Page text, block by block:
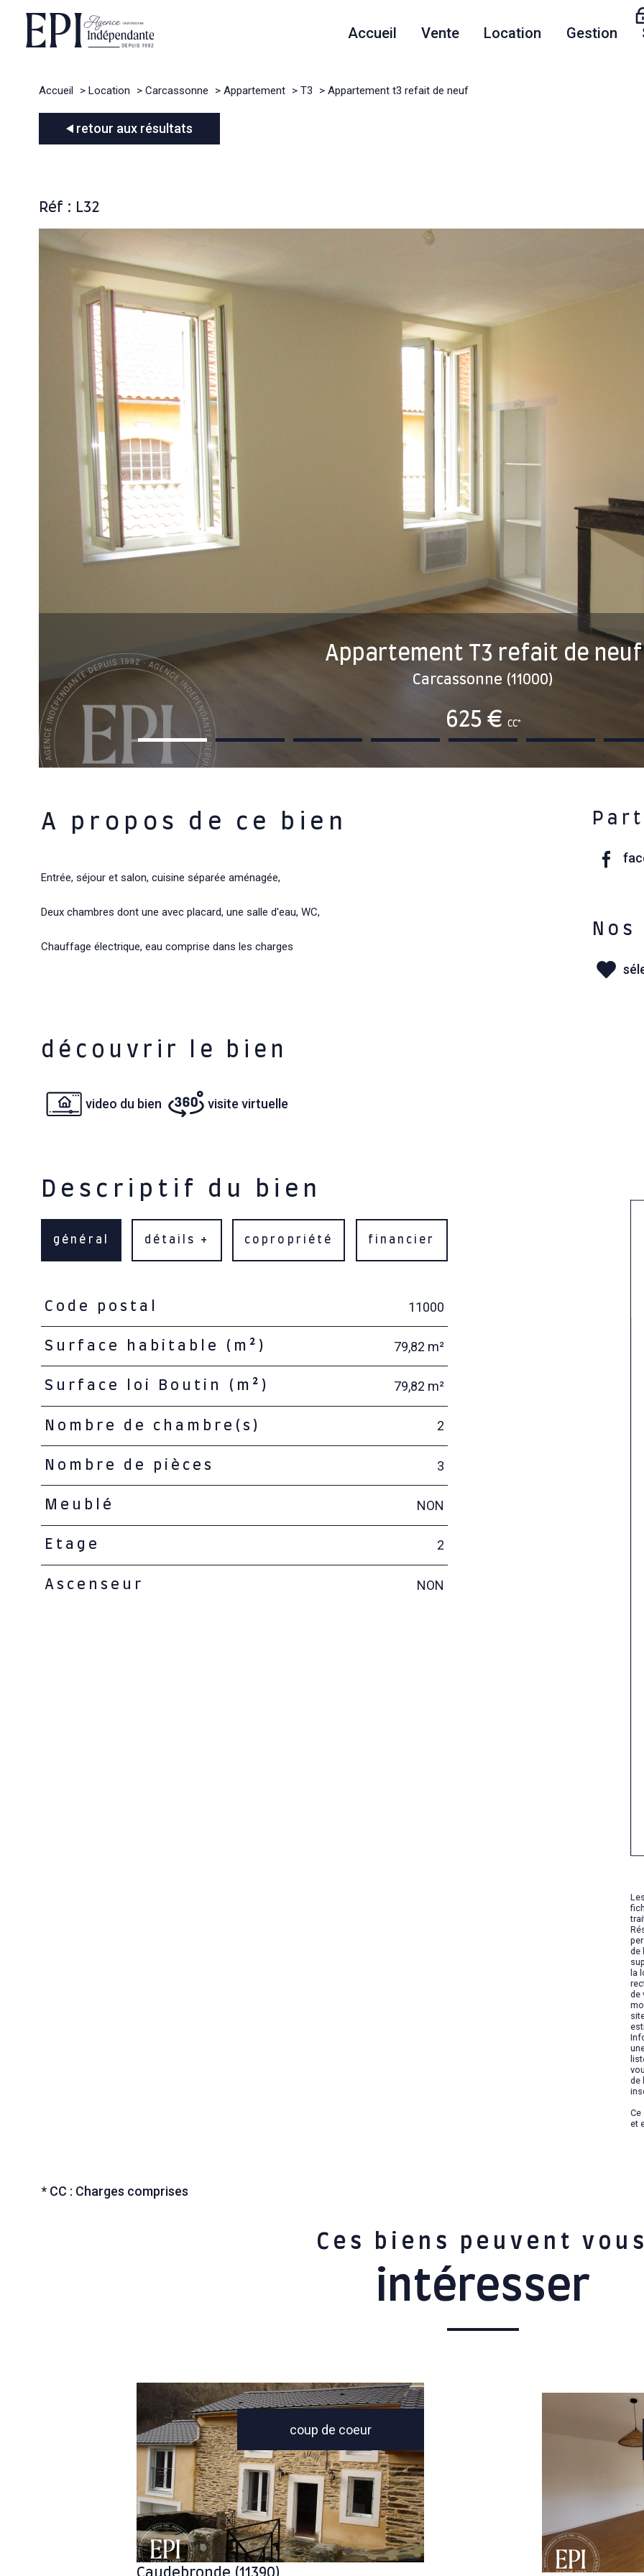
accueil
vente location gestion
Accueil Location Carcassonne Appartement T3 Appartement t3 refait de neuf
retour aux résultats
Réf : L32
Appartement T3 refait de neuf
Carcassonne (11000)
625 € CC*
A propos de ce bien
Entrée, séjour et salon, cuisine séparée aménagée,
Deux chambres dont une avec placard, une salle d'eau, WC,
Chauffage électrique, eau comprise dans les charges
découvrir le bien
video du bien visite virtuelle
Descriptif du bien
général détails + copropriété financier
TRAD_PAMPERO_Caracteristique
Code postal 11000
Surface habitable (m²) 79,82 m²
Surface loi Boutin (m²) 79,82 m²
Nombre de chambre(s) 2
Nombre de pièces 3
Meublé NON
Etage 2
Ascenseur NON
de
la
de
de
Ce
et
* CC : Charges comprises
Ces biens peuvent vous
intéresser
coup de coeur
voir le bien